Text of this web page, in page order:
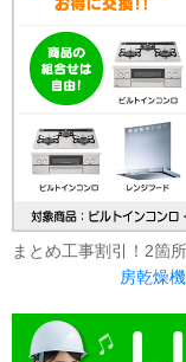
まとめ工事割引！2箇
房乾燥